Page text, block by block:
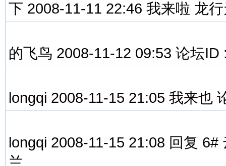
下 2008-11-11 22:46 我来啦 龙
的飞鸟 2008-11-12 09:53 论坛
longqi 2008-11-15 21:05 我来也
longqi 2008-11-15 21:08 回复
兰